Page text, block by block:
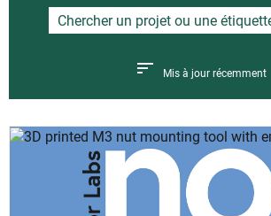
Mis à jour récemment